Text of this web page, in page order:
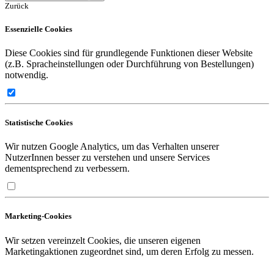
Zurück
Essenzielle Cookies
Diese Cookies sind für grundlegende Funktionen dieser Website
(z.B. Spracheinstellungen oder Durchführung von Bestellungen)
notwendig.
Statistische Cookies
Wir nutzen Google Analytics, um das Verhalten unserer
NutzerInnen besser zu verstehen und unsere Services
dementsprechend zu verbessern.
Marketing-Cookies
Wir setzen vereinzelt Cookies, die unseren eigenen
Marketingaktionen zugeordnet sind, um deren Erfolg zu messen.